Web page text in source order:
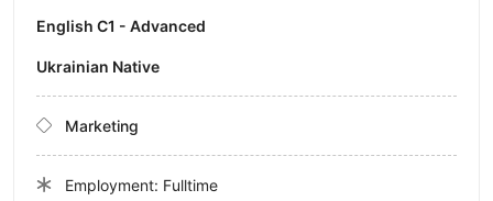
English C1 - Advanced
Ukrainian Native
Marketing
Employment: Fulltime